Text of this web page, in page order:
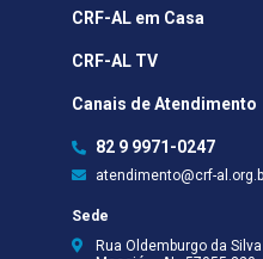
CRF-AL em Casa
CRF-AL TV
Canais de Atendimento
82 9 9971-0247
atendimento@crf-
Sede
Rua Oldemburgo da